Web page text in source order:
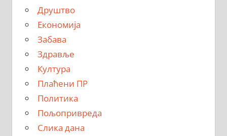
Друштво
Економија
Забава
Здравље
Култура
Плаћени ПР
Политика
Пољопривреда
Слика дана